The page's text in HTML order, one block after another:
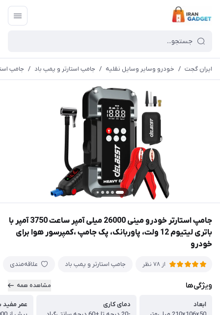
ایران گجت / خودرو وسایر وسایل نقلیه / جامپ استارتر و پمپ باد / جامپ استارتر خودرو مینی 26000 میلی
جامپ استارتر خودرو مینی 26000 میلی آمپر ساعت 3750 آمپر با
باتری لیتیوم 12 ولت، پاوربانک، پک جامپ ،کمپرسور هوا برای
خودرو
از 78 نظر جامپ استارتر و پمپ باد علاقه‌مندی
ویژگی‌ها مشاهده همه
ابعاد
دمای کاری
عمر مفید